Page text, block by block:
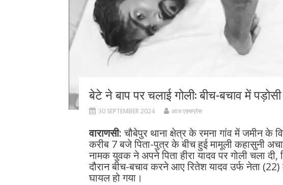
बेटे ने बाप पर चलाई गोली: बीच-बचाव में
30 SEPTEMBER 2024 आज एक्सप्रेस
वाराणसी:चौबेपुर थाना क्षेत्र के रमना गांव में जमीन के
करीब 7 बजे पिता-पुत्र के बीच हुई मामूली कहासुनी
नामक युवक ने अपने पिता हीरा यादव पर गोली चला
दौरान बीच-बचाव करने आए रितेश यादव उर्फ नेता
घायल हो गया।